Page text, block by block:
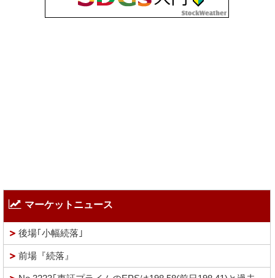
マーケットニュース
後場｢小幅続落｣
前場『続落』